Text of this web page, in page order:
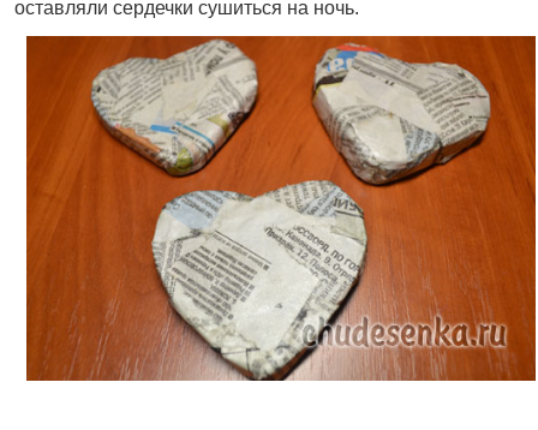
оставляли сердечки сушиться на ночь.